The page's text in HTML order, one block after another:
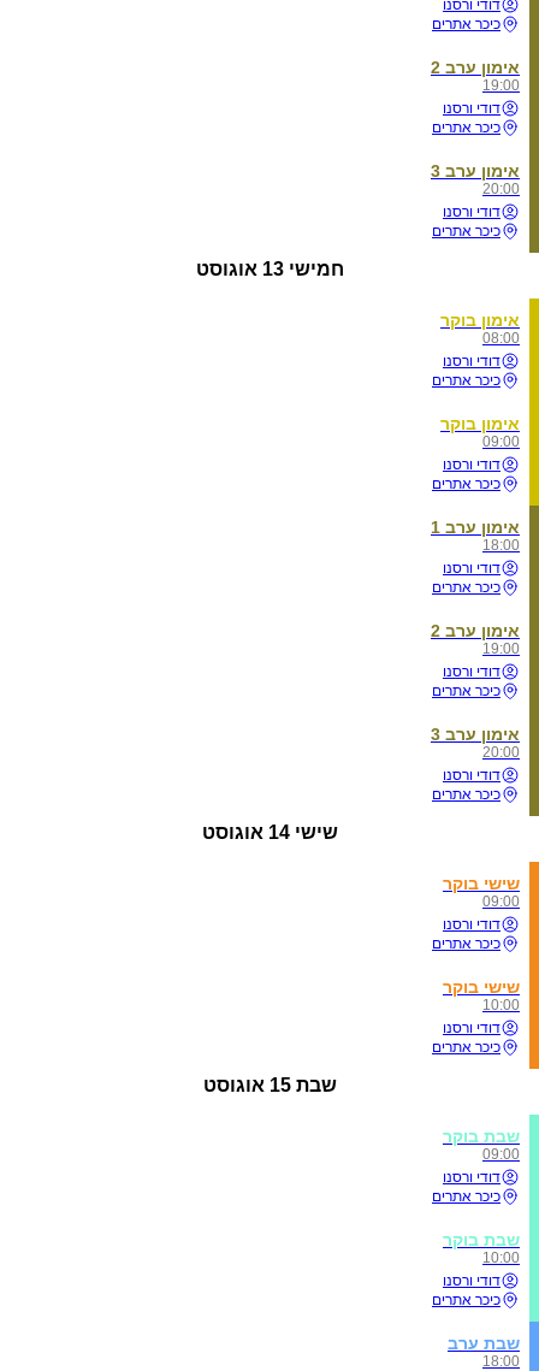
דודי ורסנו
כיכר אתרים
אימון ערב 2
19:00
דודי ורסנו
כיכר אתרים
אימון ערב 3
20:00
דודי ורסנו
כיכר אתרים
חמישי 13 אוגוסט
אימון בוקר
08:00
דודי ורסנו
כיכר אתרים
אימון בוקר
09:00
דודי ורסנו
כיכר אתרים
אימון ערב 1
18:00
דודי ורסנו
כיכר אתרים
אימון ערב 2
19:00
דודי ורסנו
כיכר אתרים
אימון ערב 3
20:00
דודי ורסנו
כיכר אתרים
שישי 14 אוגוסט
שישי בוקר
09:00
דודי ורסנו
כיכר אתרים
שישי בוקר
10:00
דודי ורסנו
כיכר אתרים
שבת 15 אוגוסט
שבת בוקר
09:00
דודי ורסנו
כיכר אתרים
שבת בוקר
10:00
דודי ורסנו
כיכר אתרים
שבת ערב
18:00